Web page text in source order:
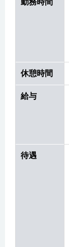
勤務時間
休憩時間
給与
待遇